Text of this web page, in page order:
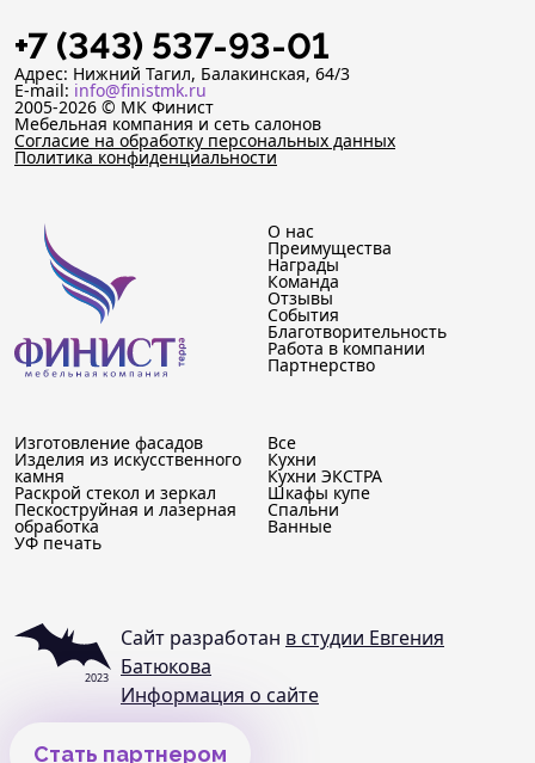
Стать партнером
+7 (343) 537-93-01
Адрес: Нижний Тагил, Балакинская, 64/3
E-mail: info@finistmk.ru
2005-2026 © МК Финист
Мебельная компания и сеть салонов
Согласие на обработку персональных данных
Политика конфиденциальности
О нас
Преимущества
Награды
Команда
Отзывы
События
Благотворительность
Работа в компании
Партнерство
Изготовление фасадов
Изделия из искусственного
камня
Раскрой стекол и зеркал
Пескоструйная и лазерная
обработка
УФ печать
Все
Кухни
Кухни ЭКСТРА
Шкафы купе
Спальни
Ванные
2023
Сайт разработан в студии Евгения
Батюкова
Информация о сайте